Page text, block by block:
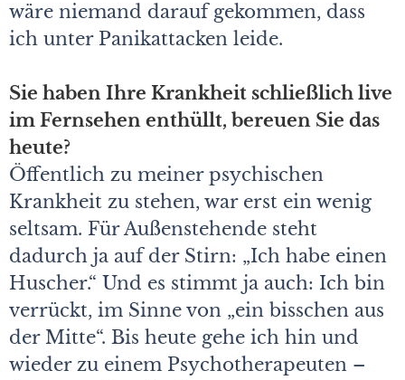
wäre niemand darauf gekommen, dass
ich unter Panikattacken leide.
Sie haben Ihre Krankheit schließlich live
im Fernsehen enthüllt, bereuen Sie das
heute?
Öffentlich zu meiner psychischen
Krankheit zu stehen, war erst ein wenig
seltsam. Für Außenstehende steht
dadurch ja auf der Stirn: „Ich habe einen
Huscher.“ Und es stimmt ja auch: Ich bin
verrückt, im Sinne von „ein bisschen aus
der Mitte“. Bis heute gehe ich hin und
wieder zu einem Psychotherapeuten –